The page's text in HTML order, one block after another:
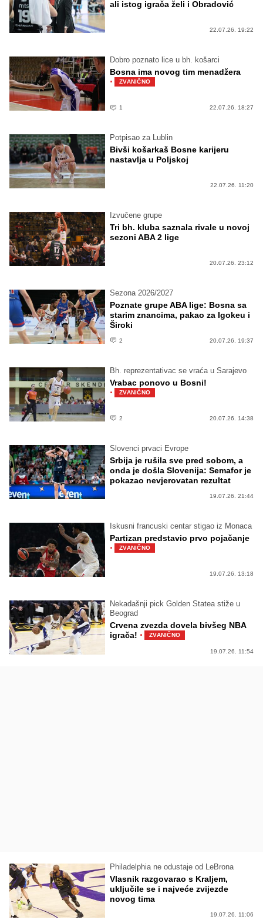
ali istog igrača želi i Obradović
22.07.26. 19:22
Dobro poznato lice u bh. košarci
Bosna ima novog tim menadžera
· ZVANIČNO
1 22.07.26. 18:27
Potpisao za Lublin
Bivši košarkaš Bosne karijeru
nastavlja u Poljskoj
22.07.26. 11:20
Izvučene grupe
Tri bh. kluba saznala rivale u novoj
sezoni ABA 2 lige
20.07.26. 23:12
Sezona 2026/2027
Poznate grupe ABA lige: Bosna sa
starim znancima, pakao za Igokeu i
Široki
2 20.07.26. 19:37
Bh. reprezentativac se vraća u Sarajevo
Vrabac ponovo u Bosni!
· ZVANIČNO
2 20.07.26. 14:38
Slovenci prvaci Evrope
Srbija je rušila sve pred sobom, a
onda je došla Slovenija: Semafor je
pokazao nevjerovatan rezultat
19.07.26. 21:44
Iskusni francuski centar stigao iz Monaca
Partizan predstavio prvo pojačanje
· ZVANIČNO
19.07.26. 13:18
Nekadašnji pick Golden Statea stiže u
Beograd
Crvena zvezda dovela bivšeg NBA
igrača! · ZVANIČNO
19.07.26. 11:54
Philadelphia ne odustaje od LeBrona
Vlasnik razgovarao s Kraljem,
uključile se i najveće zvijezde
novog tima
19.07.26. 11:06